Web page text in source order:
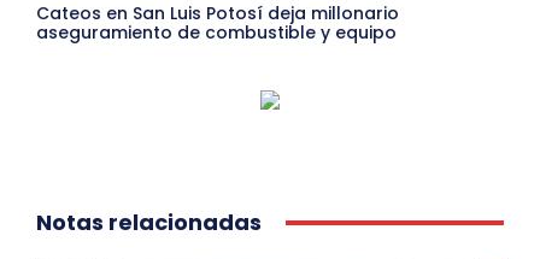
Cateos en San Luis Potosí deja millonario
aseguramiento de combustible y equipo
Notas relacionadas